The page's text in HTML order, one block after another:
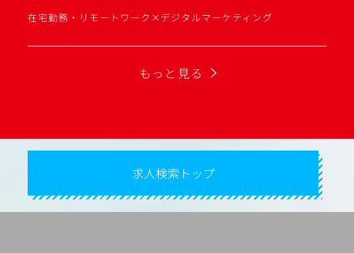
在宅勤務・リモートワーク×デジタルマーケティング
もっと見る
求人検索トップ